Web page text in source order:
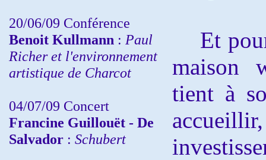
20/06/09 Conférence
Benoit Kullmann : Paul
Richer et l'environnement
artistique de Charcot
04/07/09 Concert
Francine Guillouët - De
Salvador : Schubert
Et pour
maison
tient à